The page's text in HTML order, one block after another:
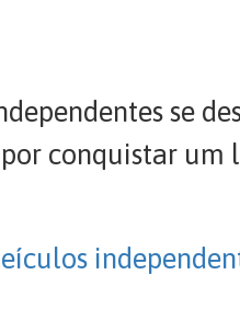
se
conquistar um